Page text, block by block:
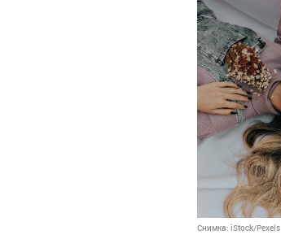
Снимка: iStock/Pexels